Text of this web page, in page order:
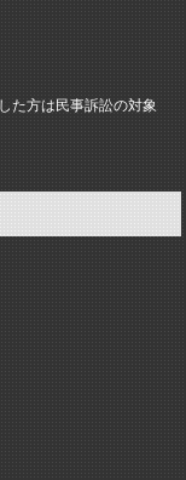
た方は民事訴訟の対象